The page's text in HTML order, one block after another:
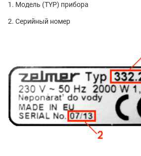
Модель (TYP) прибора
Серийный номер